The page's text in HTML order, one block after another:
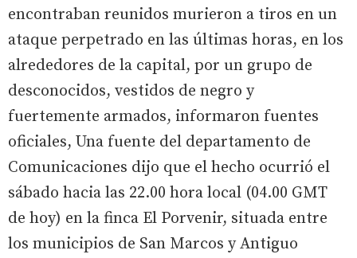
encontraban reunidos murieron a tiros en un
ataque perpetrado en las últimas horas, en los
alrededores de la capital, por un grupo de
desconocidos, vestidos de negro y
fuertemente armados, informaron fuentes
oficiales, Una fuente del departamento de
Comunicaciones dijo que el hecho ocurrió el
sábado hacia las 22.00 hora local (04.00 GMT
de hoy) en la finca El Porvenir, situada entre
los municipios de San Marcos y Antiguo